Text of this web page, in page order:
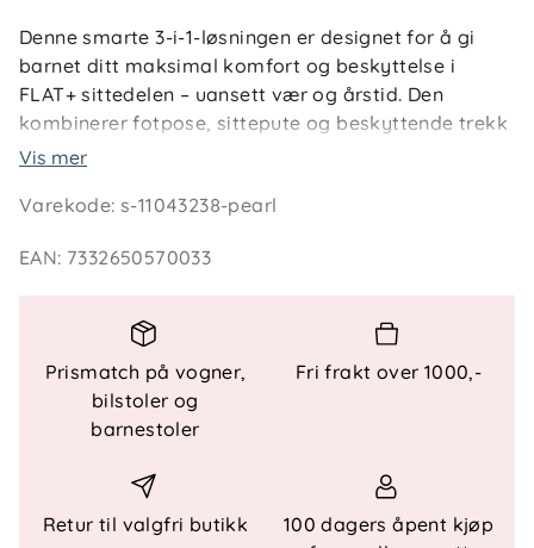
Denne smarte 3-i-1-løsningen er designet for å gi
barnet ditt maksimal komfort og beskyttelse i
FLAT+ sittedelen – uansett vær og årstid. Den
kombinerer fotpose, sittepute og beskyttende trekk
i ett og samme produkt, og gjør det enkelt å
perfekt i FLAT+ sittedelen, uten å skli eller brette
tilbehøret barnet lunt og behagelig – på trilletur, i
byen eller på ferie. Den er ideell for foreldre som
ønsker færre produkter og mer funksjonalitet i
hverdagen.
passer den perfekt til småbarn og gir god plass til
bevegelse uten å gå på bekostning av støtte og
Vis mer
Varekode:s-11043238-pearl
EAN: 7332650570033
Prismatch på vogner,
bilstoler og
barnestoler
Fri frakt over 1000,-
Retur til valgfri butikk
100 dagers åpent kjøp